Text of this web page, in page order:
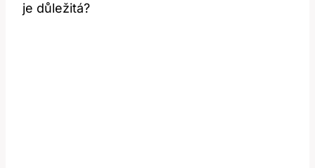
je důležitá?